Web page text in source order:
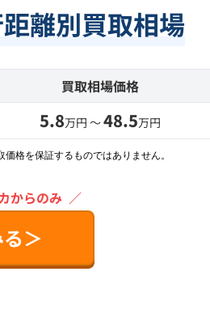
離別買取相場
買取相場価格
5.8万円 〜48.5万円
格を保証するものではありません。
からのみ ／
＞